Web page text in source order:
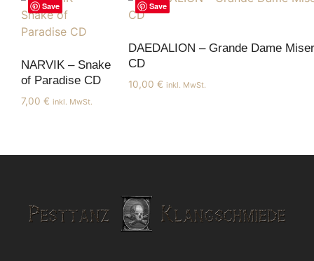
Save
NARVIK – Snake
of Paradise CD
7,00 € inkl. MwSt.
Save
DAEDALION – Grande Dame
CD
10,00 € inkl. MwSt.